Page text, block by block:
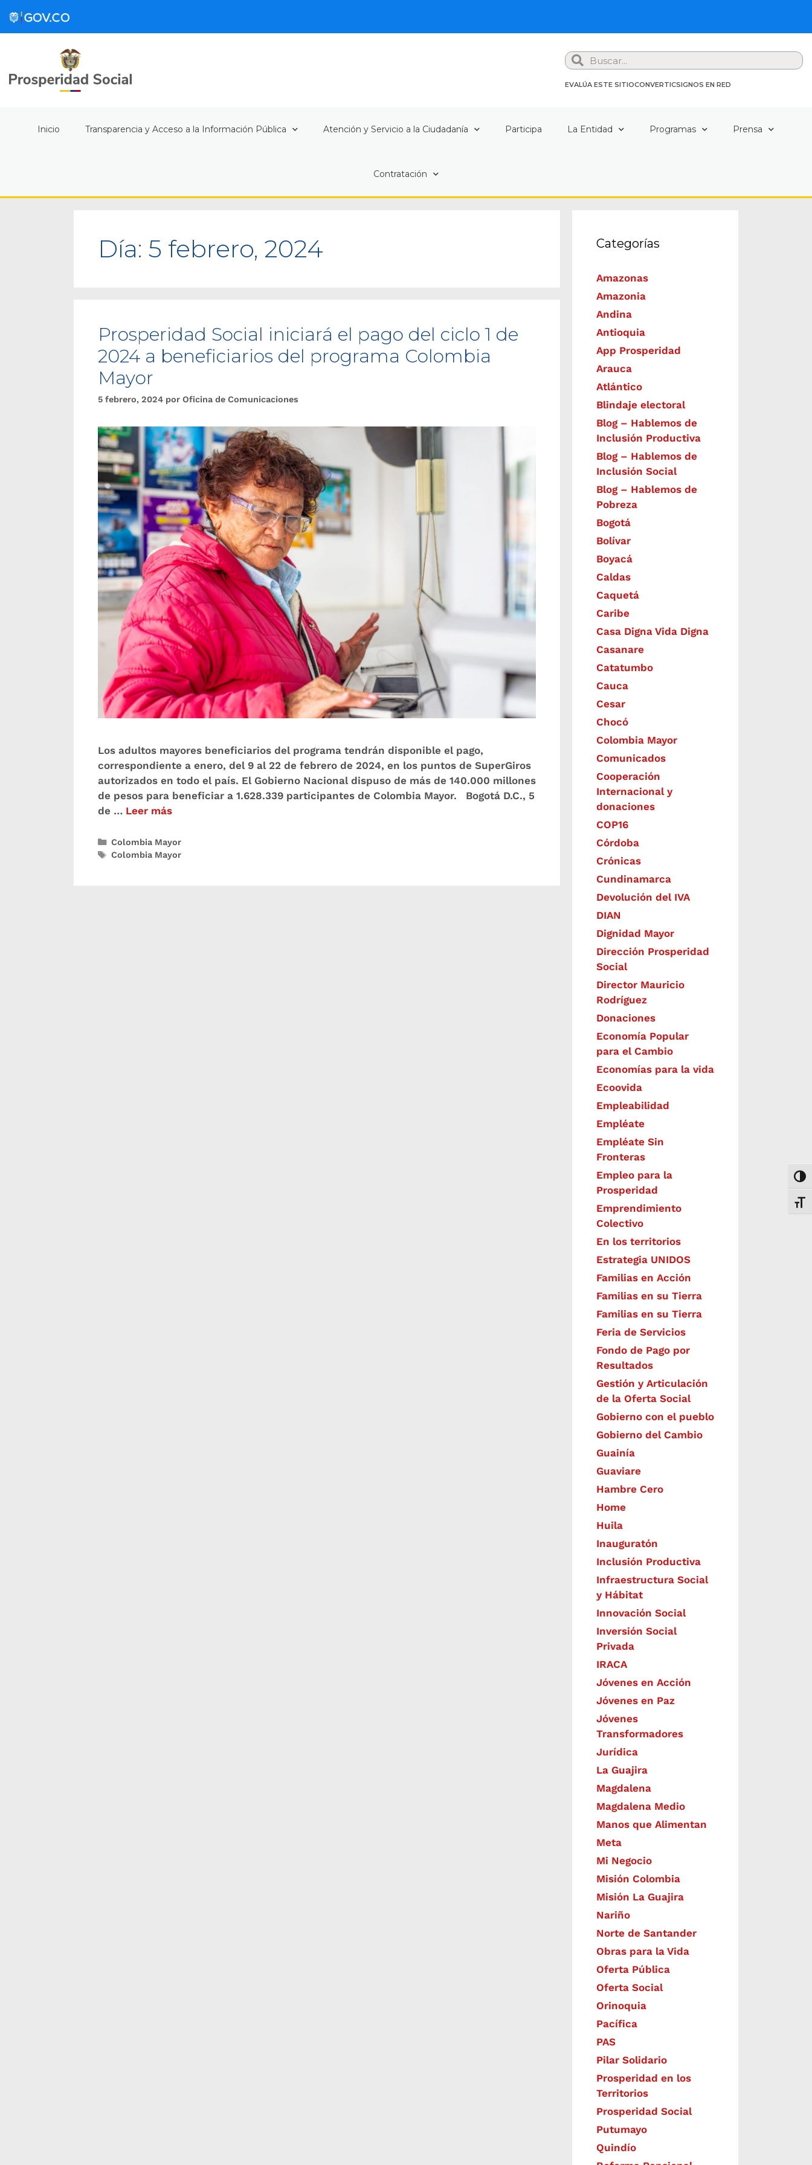
Search
EVALÚA ESTE SITIOCONVERTICSIGNOS EN RED
Inicio Transparencia y Acceso a la Información Pública Atención y Servicio a la Ciudadanía Participa La Entidad Programas Prensa
Contratación
Día: 5 febrero, 2024
Prosperidad Social iniciará el pago del ciclo 1 de
2024 a beneficiarios del programa Colombia
Mayor
5 febrero, 2024 por Oficina de Comunicaciones
Los adultos mayores beneficiarios del programa tendrán disponible el pago,
correspondiente a enero, del 9 al 22 de febrero de 2024, en los puntos de SuperGiros
autorizados en todo el país. El Gobierno Nacional dispuso de más de 140.000 millones
de pesos para beneficiar a 1.628.339 participantes de Colombia Mayor. Bogotá D.C., 5
de … Leer más
Colombia Mayor
Colombia Mayor
Categorías
Amazonas
Amazonia
Andina
Antioquia
App Prosperidad
Arauca
Atlántico
Blindaje electoral
Blog – Hablemos de
Inclusión Productiva
Blog – Hablemos de
Inclusión Social
Blog – Hablemos de
Pobreza
Bogotá
Bolívar
Boyacá
Caldas
Caquetá
Caribe
Casa Digna Vida Digna
Casanare
Catatumbo
Cauca
Cesar
Chocó
Colombia Mayor
Comunicados
Cooperación
Internacional y
donaciones
COP16
Córdoba
Crónicas
Cundinamarca
Devolución del IVA
DIAN
Dignidad Mayor
Dirección Prosperidad
Social
Director Mauricio
Rodríguez
Donaciones
Economía Popular
para el Cambio
Economías para la vida
Ecoovida
Empleabilidad
Empléate
Empléate Sin
Fronteras
Empleo para la
Prosperidad
Emprendimiento
Colectivo
En los territorios
Estrategia UNIDOS
Familias en Acción
Familias en su Tierra
Familias en su Tierra
Feria de Servicios
Fondo de Pago por
Resultados
Gestión y Articulación
de la Oferta Social
Gobierno con el pueblo
Gobierno del Cambio
Guainía
Guaviare
Hambre Cero
Home
Huila
Inauguratón
Inclusión Productiva
Infraestructura Social
y Hábitat
​Innovación Social
Inversión Social
Privada
IRACA
Jóvenes en Acción
Jóvenes en Paz
Jóvenes
Transformadores
Jurídica
La Guajira
Magdalena
Magdalena Medio
Manos que Alimentan
Meta
Mi Negocio
Misión Colombia
Misión La Guajira
Nariño
Norte de Santander
Obras para la Vida
Oferta Pública
Oferta Social​​
Orinoquia
Pacífica
PAS
Pilar Solidario
Prosperidad en los
Territorios
Prosperidad Social
Putumayo
Quindío